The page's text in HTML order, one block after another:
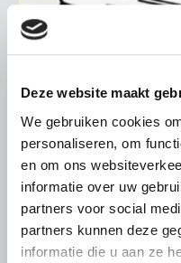
Deze website maakt
We gebruiken cookies
personaliseren, om
en om ons
informatie over uw
partners voor social
partners kunnen deze
informatie die u aan ze
ALGEMENE